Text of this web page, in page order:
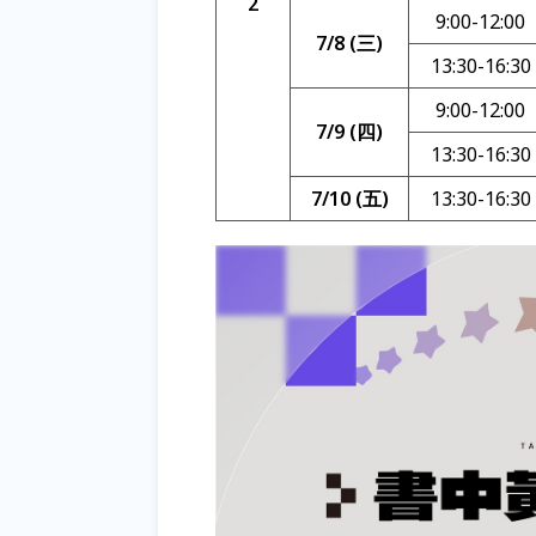
7/8 (三)
9:00-12:00
13:30-16:30
7/9 (四)
9:00-12:00
13:30-16:30
7/10 (五)
13:30-16:30